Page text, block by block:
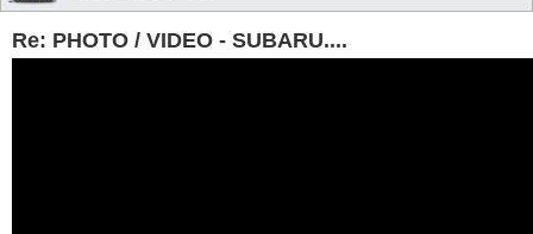
Re: PHOTO / VIDEO - SUBARU....